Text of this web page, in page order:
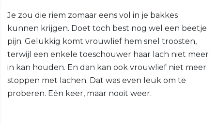
Je zou die riem zomaar eens vol in je bakkes
kunnen krijgen. Doet toch best nog wel een beetje
pijn. Gelukkig komt vrouwlief hem snel troosten,
terwijl een enkele toeschouwer haar lach niet meer
in kan houden. En dan kan ook vrouwlief niet meer
stoppen met lachen. Dat was even leuk om te
proberen. Eén keer, maar nooit weer.